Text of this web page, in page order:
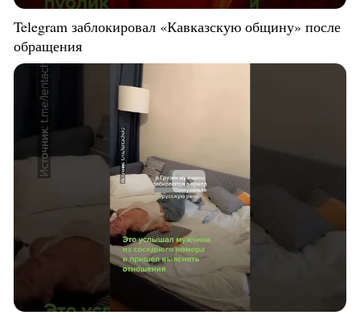
Telegram заблокировал «Кавказскую общину» после
обращения